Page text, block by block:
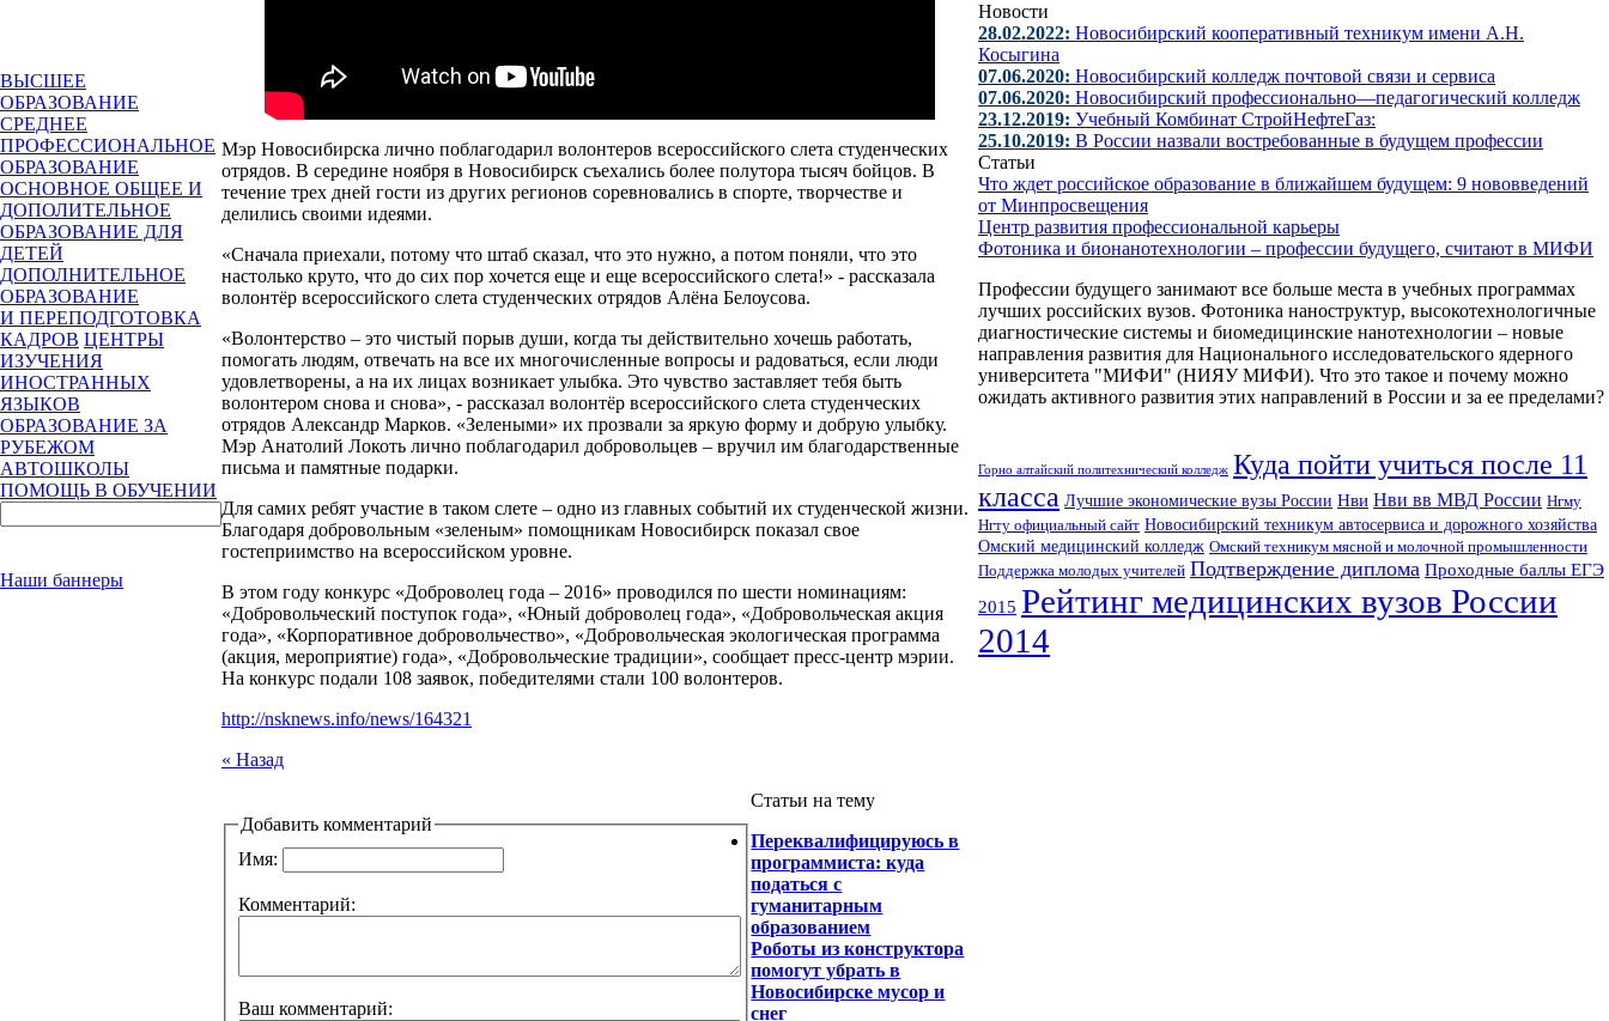
ВЫСШЕЕ
ОБРАЗОВАНИЕ
СРЕДНЕЕ
ПРОФЕССИОНАЛЬНОЕ
ОБРАЗОВАНИЕ
ОСНОВНОЕ ОБЩЕЕ И
ДОПОЛИТЕЛЬНОЕ
ОБРАЗОВАНИЕ ДЛЯ
ДЕТЕЙ
ДОПОЛНИТЕЛЬНОЕ
ОБРАЗОВАНИЕ
И ПЕРЕПОДГОТОВКА
КАДРОВ ЦЕНТРЫ
ИЗУЧЕНИЯ
ИНОСТРАННЫХ
ЯЗЫКОВ
ОБРАЗОВАНИЕ ЗА
РУБЕЖОМ
АВТОШКОЛЫ
ПОМОЩЬ В ОБУЧЕНИИ
Наши баннеры
Мэр Новосибирска лично поблагодарил волонтеров всероссийского слета студенческих
отрядов. В середине ноября в Новосибирск съехались более полутора тысяч бойцов. В
течение трех дней гости из других регионов соревновались в спорте, творчестве и
делились своими идеями.
«Сначала приехали, потому что штаб сказал, что это нужно, а потом поняли, что это
настолько круто, что до сих пор хочется еще и еще всероссийского слета!» - рассказала
волонтёр всероссийского слета студенческих отрядов Алёна Белоусова.
«Волонтерство – это чистый порыв души, когда ты действительно хочешь работать,
помогать людям, отвечать на все их многочисленные вопросы и радоваться, если люди
удовлетворены, а на их лицах возникает улыбка. Это чувство заставляет тебя быть
волонтером снова и снова», - рассказал волонтёр всероссийского слета студенческих
отрядов Александр Марков. «Зелеными» их прозвали за яркую форму и добрую улыбку.
Мэр Анатолий Локоть лично поблагодарил добровольцев – вручил им благодарственные
письма и памятные подарки.
Для самих ребят участие в таком слете – одно из главных событий их студенческой жизни.
Благодаря добровольным «зеленым» помощникам Новосибирск показал свое
гостеприимство на всероссийском уровне.
В этом году конкурс «Доброволец года – 2016» проводился по шести номинациям:
«Добровольческий поступок года», «Юный доброволец года», «Добровольческая акция
года», «Корпоративное добровольчество», «Добровольческая экологическая программа
(акция, мероприятие) года», «Добровольческие традиции», сообщает пресс-центр мэрии.
На конкурс подали 108 заявок, победителями стали 100 волонтеров.
http://nsknews.info/news/164321
« Назад
Добавить комментарий
Имя:
Комментарий:
Ваш комментарий:
Статьи на тему
Переквалифицируюсь в
программиста: куда
податься с
гуманитарным
образованием
Роботы из конструктора
помогут убрать в
Новосибирске мусор и
снег
Новости
28.02.2022: Новосибирский кооперативный техникум имени А.Н.
Косыгина
07.06.2020: Новосибирский колледж почтовой связи и сервиса
07.06.2020: Новосибирский профессионально—педагогический колледж
23.12.2019: Учебный Комбинат СтройНефтеГаз:
25.10.2019: В России назвали востребованные в будущем профессии
Статьи
Что ждет российское образование в ближайшем будущем: 9 нововведений
от Минпросвещения
Центр развития профессиональной карьеры
Фотоника и бионанотехнологии – профессии будущего, считают в МИФИ
Профессии будущего занимают все больше места в учебных программах
лучших российских вузов. Фотоника наноструктур, высокотехнологичные
диагностические системы и биомедицинские нанотехнологии – новые
направления развития для Национального исследовательского ядерного
университета "МИФИ" (НИЯУ МИФИ). Что это такое и почему можно
ожидать активного развития этих направлений в России и за ее пределами?
Горно алтайский политехнический колледж Куда пойти учиться после 11
класса Лучшие экономические вузы России Нви Нви вв МВД России Нгму
Нгту официальный сайт Новосибирский техникум автосервиса и дорожного хозяйства
Омский медицинский колледж Омский техникум мясной и молочной промышленности
Поддержка молодых учителей Подтверждение диплома Проходные баллы ЕГЭ
2015 Рейтинг медицинских вузов России
2014